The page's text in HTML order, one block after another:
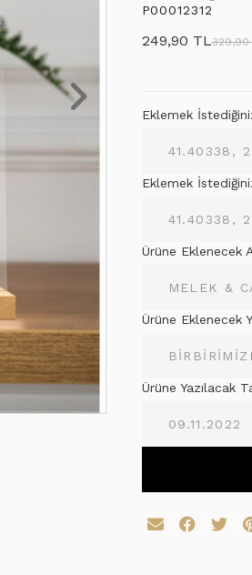
P00012312
249,90 TL329,90
Eklemek
Eklemek
Ürüne Eklenecek
Ürüne Eklenecek
Ürüne Yazılacak